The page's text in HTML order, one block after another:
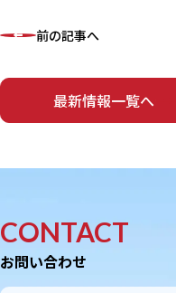
前の記事へ
最新情報一覧へ
CONTACT
お問い合わせ